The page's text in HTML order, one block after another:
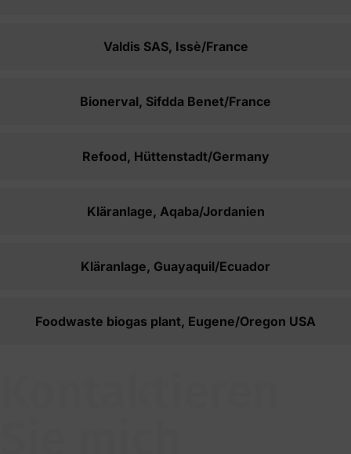
Valdis SAS, Issè/France
Bionerval, Sifdda Benet/France
Refood, Hüttenstadt/Germany
Kläranlage, Aqaba/Jordanien
Kläranlage, Guayaquil/Ecuador
Foodwaste biogas plant, Eugene/Oregon USA